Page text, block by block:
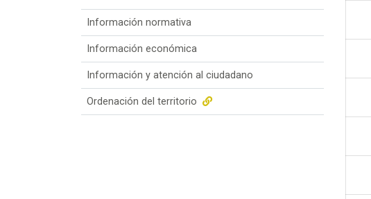
Información normativa
Información económica
Información y atención al ciudadano
Ordenación del territorio